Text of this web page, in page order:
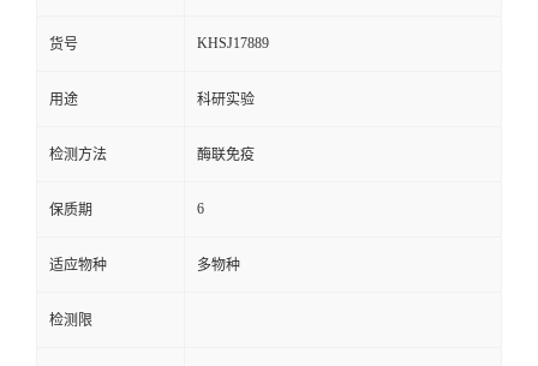
货号 KHSJ17889
用途 科研实验
检测方法 酶联免疫
保质期 6
适应物种 多物种
检测限